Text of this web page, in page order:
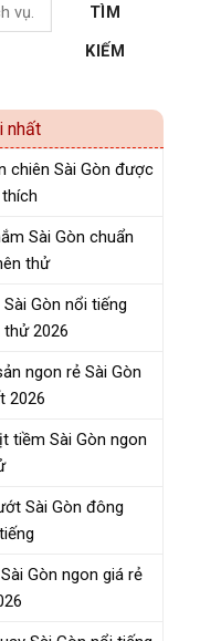
TÌM
KIẾM
nhất
chiên Sài Gòn được
Sài Gòn chuẩn
thử
Gòn nổi tiếng
2026
ngon rẻ Sài Gòn
2026
tiềm Sài Gòn ngon
Sài Gòn đông
Gòn ngon giá rẻ